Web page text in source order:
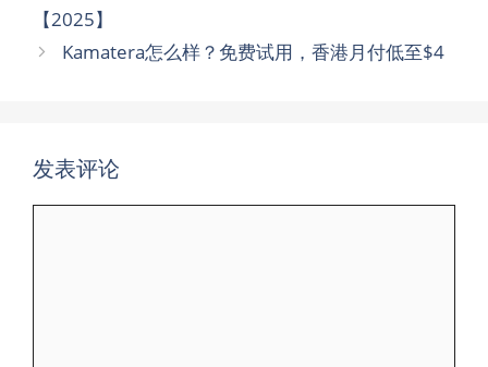
【2025】
Kamatera怎么样？免费试用，香港月付低至$4
发表评论